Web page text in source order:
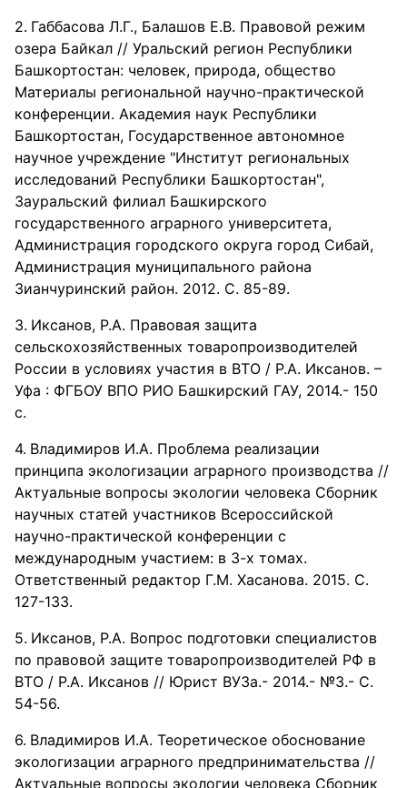
Габбасова Л.Г., Балашов Е.В. Правовой режим
озера Байкал // Уральский регион Республики
Башкортостан: человек, природа, общество
Материалы региональной научно-практической
конференции. Академия наук Республики
Башкортостан, Государственное автономное
научное учреждение "Институт региональных
исследований Республики Башкортостан",
Зауральский филиал Башкирского
государственного аграрного университета,
Администрация городского округа город Сибай,
Администрация муниципального района
Зианчуринский район. 2012. С. 85-89.
Иксанов, Р.А. Правовая защита
сельскохозяйственных товаропроизводителей
России в условиях участия в ВТО / Р.А. Иксанов. –
Уфа : ФГБОУ ВПО РИО Башкирский ГАУ, 2014.- 150
с.
Владимиров И.А. Проблема реализации
принципа экологизации аграрного производства //
Актуальные вопросы экологии человека Сборник
научных статей участников Всероссийской
научно-практической конференции с
международным участием: в 3-х томах.
Ответственный редактор Г.М. Хасанова. 2015. С.
127-133.
Иксанов, Р.А. Вопрос подготовки специалистов
по правовой защите товаропроизводителей РФ в
ВТО / Р.А. Иксанов // Юрист ВУЗа.- 2014.- №3.- С.
54-56.
Владимиров И.А. Теоретическое обоснование
экологизации аграрного предпринимательства //
Актуальные вопросы экологии человека Сборник